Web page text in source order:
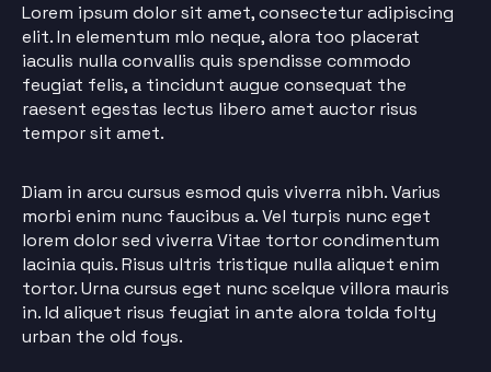
Lorem ipsum dolor sit amet, consectetur adipiscing
elit. In elementum mlo neque, alora too placerat
iaculis nulla convallis quis spendisse commodo
feugiat felis, a tincidunt augue consequat the
raesent egestas lectus libero amet auctor risus
tempor sit amet.
Diam in arcu cursus esmod quis viverra nibh. Varius
morbi enim nunc faucibus a. Vel turpis nunc eget
lorem dolor sed viverra Vitae tortor condimentum
lacinia quis. Risus ultris tristique nulla aliquet enim
tortor. Urna cursus eget nunc scelque villora mauris
in. Id aliquet risus feugiat in ante alora tolda folty
urban the old foys.